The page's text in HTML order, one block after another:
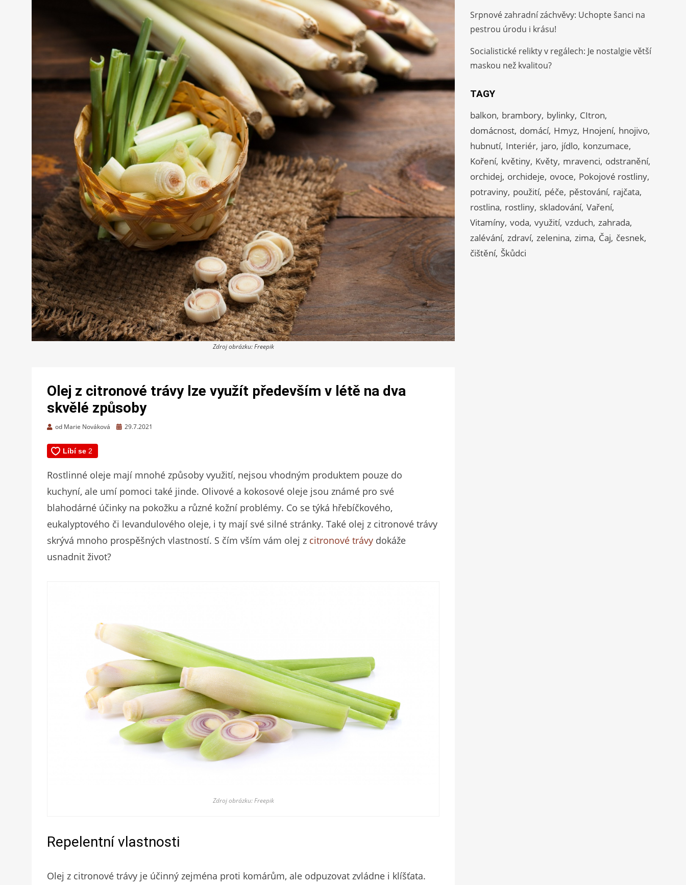
Zdroj obrázku: Freepik
Olej z citronové trávy lze využít především v létě na dva
skvělé způsoby
od Marie Nováková
Zveřejněno
29.7.2021
Rostlinné oleje mají mnohé způsoby využití, nejsou vhodným produktem pouze do
kuchyní, ale umí pomoci také jinde. Olivové a kokosové oleje jsou známé pro své
blahodárné účinky na pokožku a různé kožní problémy. Co se týká hřebíčkového,
eukalyptového či levandulového oleje, i ty mají své silné stránky. Také olej z citronové trávy
skrývá mnoho prospěšných vlastností. S čím vším vám olej z citronové trávy dokáže
usnadnit život?
Zdroj obrázku: Freepik
Repelentní vlastnosti
Olej z citronové trávy je účinný zejména proti komárům, ale odpuzovat zvládne i klíšťata.
Srpnové zahradní záchvěvy: Uchopte šanci na
pestrou úrodu i krásu!
Socialistické relikty v regálech: Je nostalgie větší
maskou než kvalitou?
TAGY
balkon brambory bylinky CItron
domácnost domácí Hmyz Hnojení hnojivo
hubnutí Interiér jaro jídlo konzumace
Koření květiny Květy mravenci odstranění
orchidej orchideje ovoce Pokojové rostliny
potraviny použití péče pěstování rajčata
rostlina rostliny skladování Vaření
Vitamíny voda využití vzduch zahrada
zalévání zdraví zelenina zima Čaj česnek
čištění Škůdci